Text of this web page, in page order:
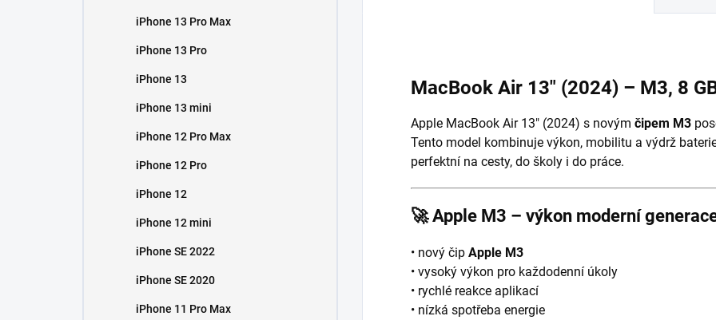
iPhone 13 Pro Max
iPhone 13 Pro
iPhone 13
iPhone 13 mini
iPhone 12 Pro Max
iPhone 12 Pro
iPhone 12
iPhone 12 mini
iPhone SE 2022
iPhone SE 2020
iPhone 11 Pro Max
MacBook Air 13″ (2024) – M3, 8
Apple MacBook Air 13″ (2024) s novým čipem M3
Tento model kombinuje výkon, mobilitu a výdrž
perfektní na cesty, do školy i do práce.
🚀Apple M3 – výkon moderní
• nový čip Apple M3
• vysoký výkon pro každodenní úkoly
• rychlé reakce aplikací
• nízká spotřeba energie